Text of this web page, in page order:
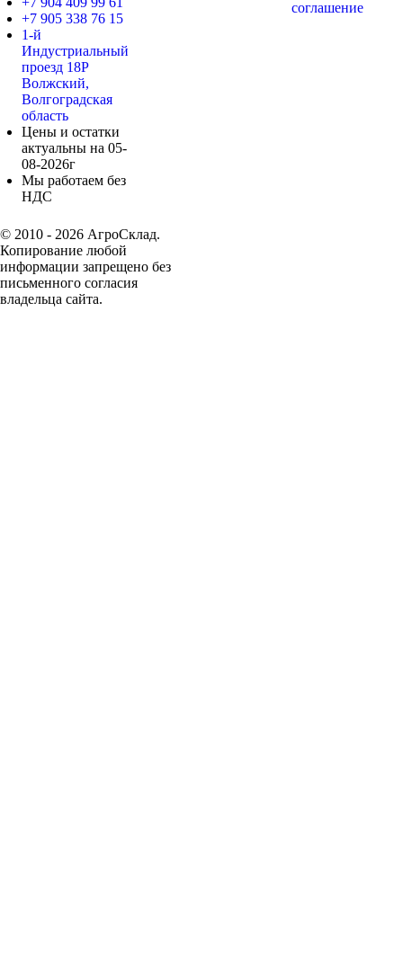
+7 905 338 76 15
1-й
Индустриальный
проезд 18Р
Волжский,
Волгоградская
область
Цены и остатки
актуальны на 05-
08-2026г
Мы работаем без
НДС
соглашение
© 2010 - 2026 АгроСклад.
Копирование любой
информации запрещено без
письменного согласия
владельца сайта.